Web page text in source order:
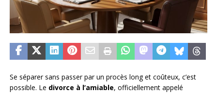
Se séparer sans passer par un procès long et coûteux, c’est
possible. Le divorce à l’amiable, officiellement appelé